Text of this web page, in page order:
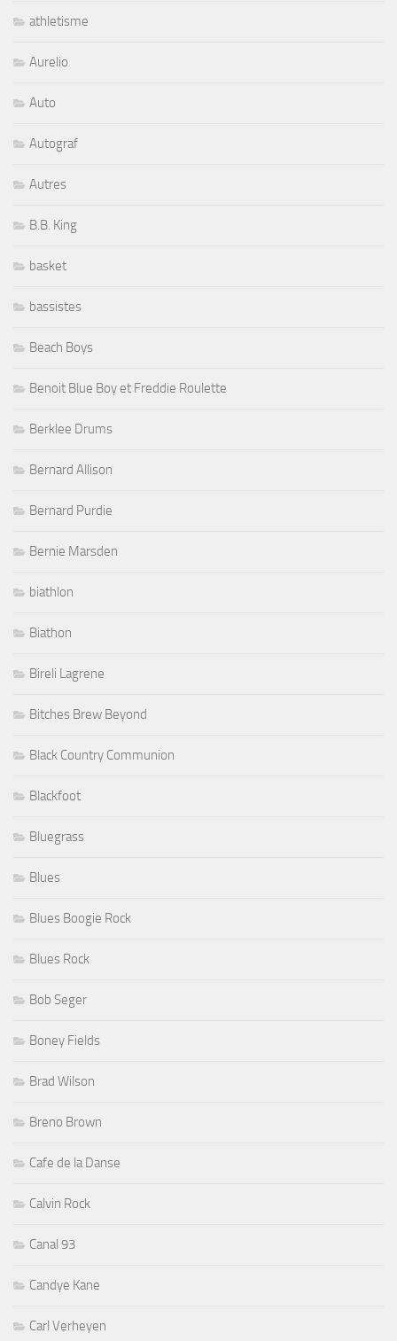
athletisme
Aurelio
Auto
Autograf
Autres
B.B. King
basket
bassistes
Beach Boys
Benoit Blue Boy et Freddie Roulette
Berklee Drums
Bernard Allison
Bernard Purdie
Bernie Marsden
biathlon
Biathon
Bireli Lagrene
Bitches Brew Beyond
Black Country Communion
Blackfoot
Bluegrass
Blues
Blues Boogie Rock
Blues Rock
Bob Seger
Boney Fields
Brad Wilson
Breno Brown
Cafe de la Danse
Calvin Rock
Canal 93
Candye Kane
Carl Verheyen